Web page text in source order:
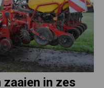
in zes